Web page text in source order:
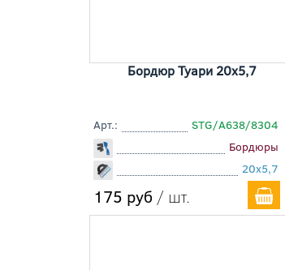
Бордюр Туари 20x5,7
Арт.:
STG/A638/8304
Бордюры
20x5,7
175 руб / шт.